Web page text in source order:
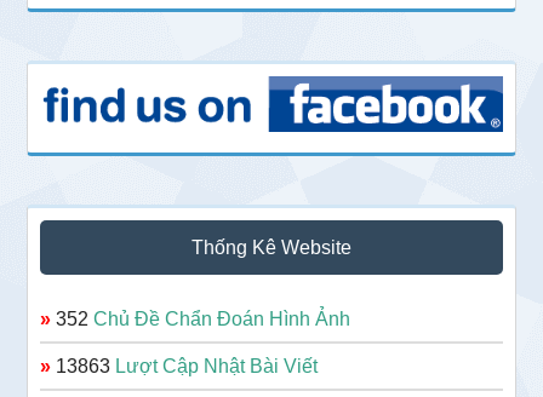
Thống Kê Website
» 352Chủ Đề Chẩn Đoán Hình Ảnh
» 13863 Lượt Cập Nhật Bài Viết